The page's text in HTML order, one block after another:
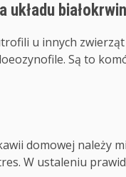
układu
u innych
Są to
domowej należy
W ustaleniu